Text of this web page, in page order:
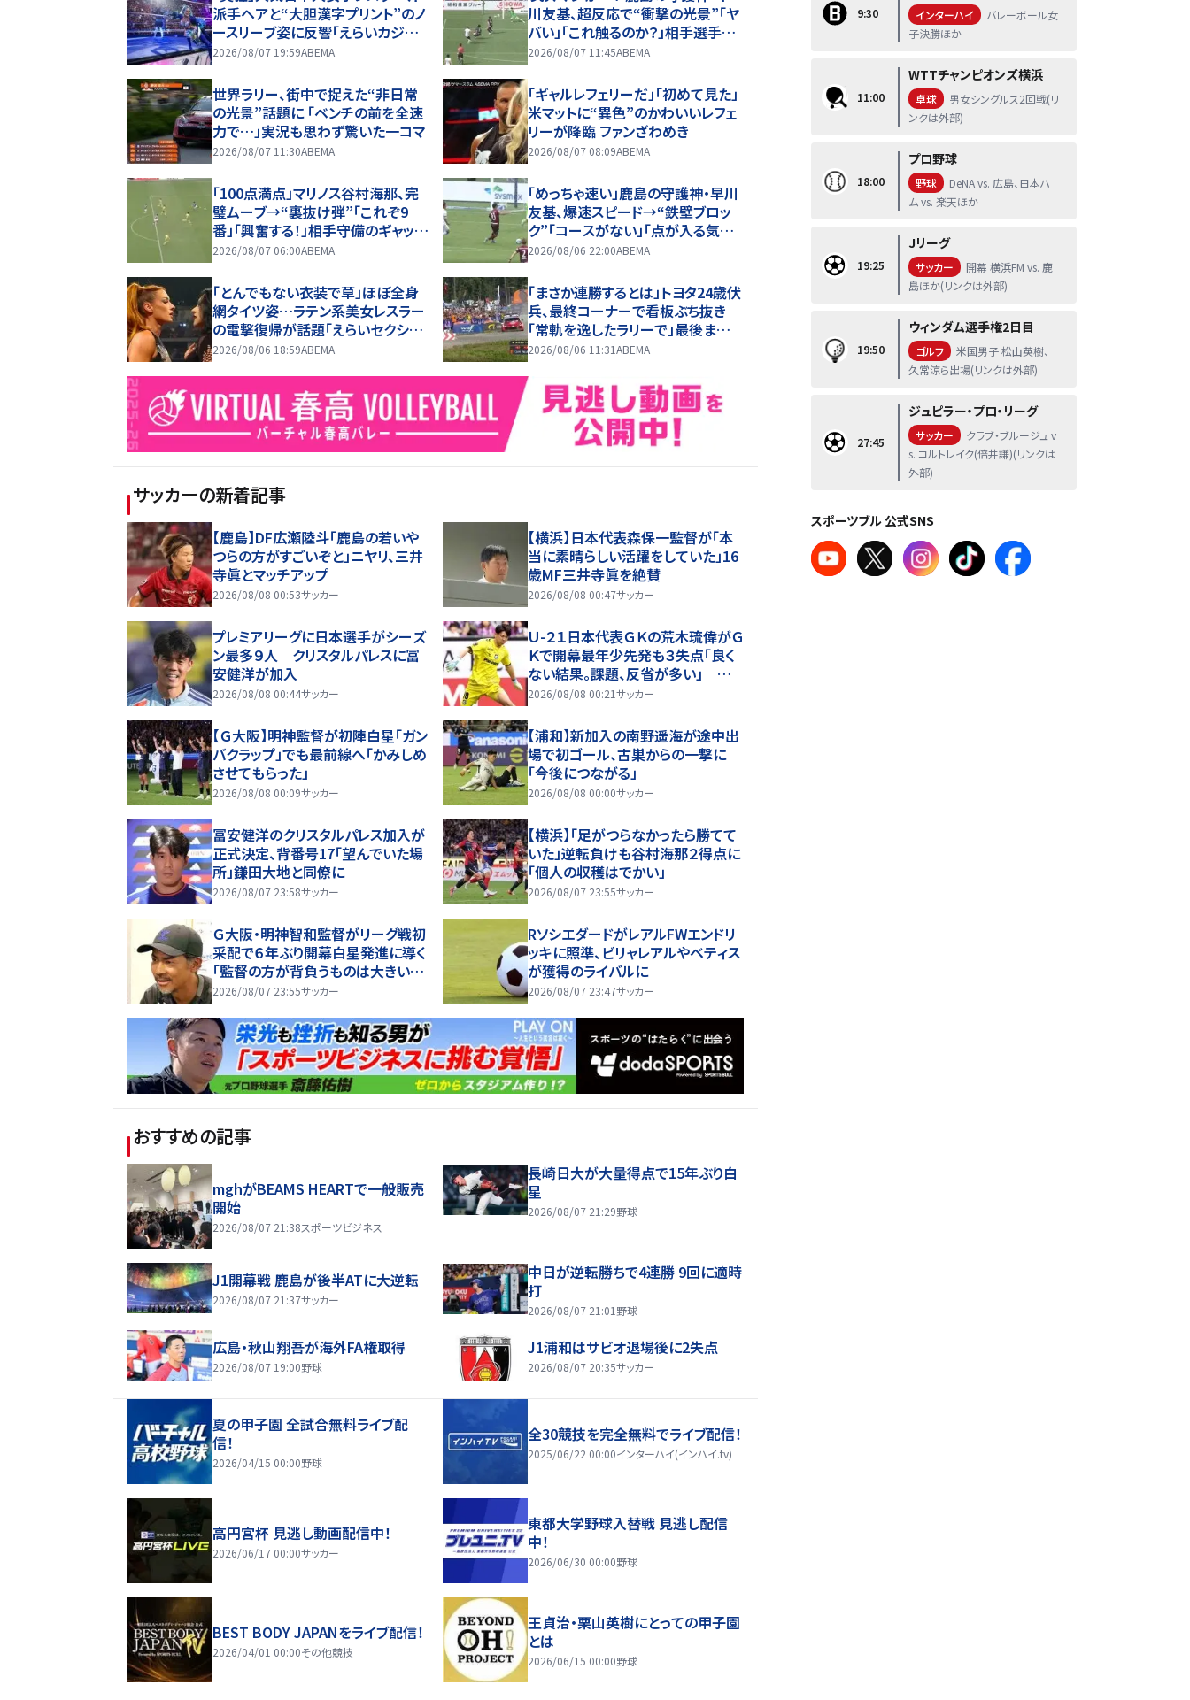
派手ヘアと“大胆漢字プリント”のノ
ースリーブ姿に反響「えらいカジュ
アルやな」
2026/08/07 19:59ABEMA
川友基、超反応で“衝撃の光景”「ヤ
バい」「これ触るのか？」相手選手ド
ン引き→右手一本“スーパーセー
2026/08/07 11:45ABEMA
世界ラリー、街中で捉えた“非日常
の光景”話題に 「ベンチの前を全速
力で…」実況も思わず驚いた一コマ
2026/08/07 11:30ABEMA
「ギャルレフェリーだ」「初めて見た」
米マットに“異色”のかわいいレフェ
リーが降臨 ファンざわめき
2026/08/07 08:09ABEMA
「100点満点」マリノス谷村海那、完
璧ムーブ→“裏抜け弾”「これぞ9
番」「興奮する！」相手守備のギャップ
を狙う”斜めの抜け出し”
2026/08/07 06:00ABEMA
「めっちゃ速い」鹿島の守護神・早川
友基、爆速スピード→“鉄壁ブロッ
ク”「コースがない」「点が入る気が
しない」驚異の判断力と飛び出しで
2026/08/06 22:00ABEMA
「とんでもない衣装で草」ほぼ全身
網タイツ姿…ラテン系美女レスラー
の電撃復帰が話題「えらいセクシ
ー」
2026/08/06 18:59ABEMA
「まさか連勝するとは」トヨタ24歳伏
兵、最終コーナーで看板ぶち抜き
「常軌を逸したラリーで」最後ま
で“全開”貫き躍動
2026/08/06 11:31ABEMA
サッカーの新着記事
【鹿島】DF広瀬陸斗「鹿島の若いや
つらの方がすごいぞと」ニヤリ、三井
寺眞とマッチアップ
2026/08/08 00:53サッカー
【横浜】日本代表森保一監督が「本
当に素晴らしい活躍をしていた」16
歳MF三井寺眞を絶賛
2026/08/08 00:47サッカー
プレミアリーグに日本選手がシーズ
ン最多９人 クリスタルパレスに冨
安健洋が加入
2026/08/08 00:44サッカー
Ｕ-２１日本代表ＧＫの荒木琉偉がＧ
Ｋで開幕最年少先発も３失点「良く
ない結果。課題、反省が多い」 ほろ
苦いＪ１デビュー
2026/08/08 00:21サッカー
【Ｇ大阪】明神監督が初陣白星「ガン
バクラップ」でも最前線へ「かみしめ
させてもらった」
2026/08/08 00:09サッカー
【浦和】新加入の南野遥海が途中出
場で初ゴール、古巣からの一撃に
「今後につながる」
2026/08/08 00:00サッカー
冨安健洋のクリスタルパレス加入が
正式決定、背番号17「望んでいた場
所」鎌田大地と同僚に
2026/08/07 23:58サッカー
【横浜】「足がつらなかったら勝てて
いた」逆転負けも谷村海那２得点に
「個人の収穫はでかい」
2026/08/07 23:55サッカー
Ｇ大阪・明神智和監督がリーグ戦初
采配で６年ぶり開幕白星発進に導く
「監督の方が背負うものは大きい。
選手時代より嬉しいかもしれない」
2026/08/07 23:55サッカー
RソシエダードがレアルFWエンドリ
ッキに照準、ビリャレアルやベティス
が獲得のライバルに
2026/08/07 23:47サッカー
おすすめの記事
mghがBEAMS HEARTで一般販売
開始
2026/08/07 21:38スポーツビジネス
長崎日大が大量得点で15年ぶり白
星
2026/08/07 21:29野球
J1開幕戦 鹿島が後半ATに大逆転
2026/08/07 21:37サッカー
中日が逆転勝ちで4連勝 9回に適時
打
2026/08/07 21:01 野球
広島・秋山翔吾が海外FA権取得
2026/08/07 19:00野球
J1浦和はサビオ退場後に2失点
2026/08/07 20:35サッカー
夏の甲子園 全試合無料ライブ配
信！
2026/04/15 00:00野球
全30競技を完全無料でライブ配信！
2025/06/22 00:00インターハイ(インハイ.tv)
高円宮杯 見逃し動画配信中！
2026/06/17 00:00サッカー
東都大学野球入替戦 見逃し配信
中！
2026/06/30 00:00野球
BEST BODY JAPANをライブ配信！
2026/04/01 00:00その他競技
王貞治・栗山英樹にとっての甲子園
とは
2026/06/15 00:00野球
9:30 インターハイ
バレーボール女
子決勝ほか
11:00
WTTチャンピオンズ横浜
卓球
男女シングルス2回戦(リ
ンクは外部)
18:00
プロ野球
野球
DeNA vs. 広島、日本ハ
ム vs. 楽天ほか
19:25
Jリーグ
サッカー
開幕 横浜FM vs. 鹿
島ほか(リンクは外部)
19:50
ウィンダム選手権2日目
ゴルフ
米国男子 松山英樹、
久常涼ら出場(リンクは外部)
27:45
ジュピラー・プロ・リーグ
サッカー
クラブ・ブルージュ v
s. コルトレイク(倍井謙)(リンクは
外部)
スポーツブル 公式SNS